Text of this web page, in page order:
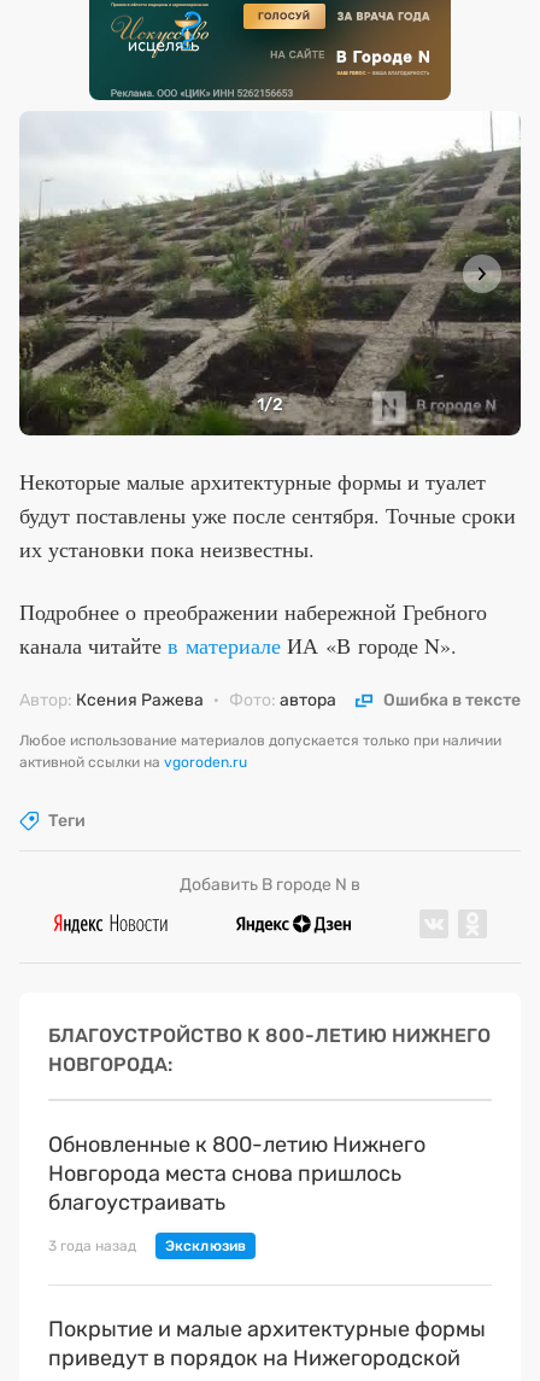
1/2
Некоторые малые архитектурные формы и туалет
будут поставлены уже после сентября. Точные сроки
их установки пока неизвестны.
Подробнее о преображении набережной Гребного
канала читайте в материале ИА «В городе N».
Автор: Ксения Ражева · Фото: автора Ошибка в тексте
Любое использование материалов допускается только при наличии
активной ссылки на vgoroden.ru
Теги
Добавить В городе N в
БЛАГОУСТРОЙСТВО К 800-ЛЕТИЮ НИЖНЕГО
НОВГОРОДА
Обновленные к 800-летию Нижнего
Новгорода места снова пришлось
благоустраивать
3 года назад
Покрытие и малые архитектурные формы
приведут в порядок на Нижегородской